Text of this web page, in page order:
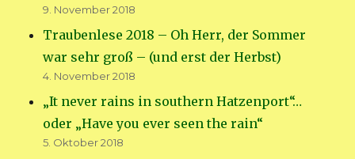
9. November 2018
Traubenlese 2018 – Oh Herr, der Sommer
war sehr groß – (und erst der Herbst)
4. November 2018
„It never rains in southern Hatzenport“…
oder „Have you ever seen the rain“
5. Oktober 2018